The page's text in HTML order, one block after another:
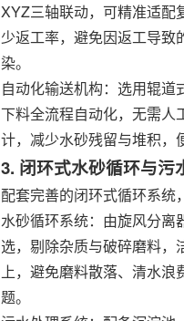
XYZ三轴联动，可精准适配
少返工率，避免因返工导
染。
自动化输送机构：选用辊道
下料全流程自动化，无需人
计，减少水砂残留与堆积，
3. 闭环式水砂循环与污
配套完善的闭环式循环系统
水砂循环系统：由旋风分离
选，剔除杂质与破碎磨料，
上，避免磨料散落、清水浪
题。